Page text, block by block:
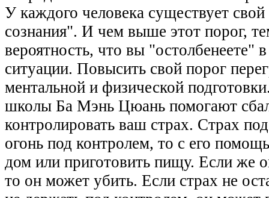
У каждого человека существует
сознания". И чем выше этот порог,
вероятность, что вы "остолбенеете"
ситуации. Повысить свой порог
ментальной и физической
школы Ба Мэнь Цюань помогают
контролировать ваш страх. Страх
огонь под контролем, то с его
дом или приготовить пищу. Если же
то он может убить. Если страх не